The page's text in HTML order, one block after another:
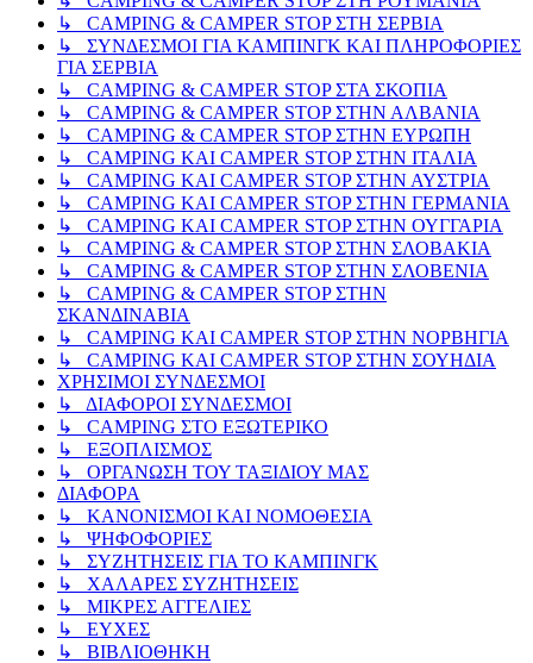
↳ CAMPING & CAMPER STOP ΣΤΗ ΣΕΡΒΙΑ
↳ ΣΥΝΔΕΣΜΟΙ ΓΙΑ ΚΑΜΠΙΝΓΚ ΚΑΙ ΠΛΗΡΟΦΟΡΙΕΣ
ΓΙΑ ΣΕΡΒΙΑ
↳ CAMPING & CAMPER STOP ΣΤΑ ΣΚΟΠΙΑ
↳ CAMPING & CAMPER STOP ΣΤΗΝ ΑΛΒΑΝΙΑ
↳ CAMPING & CAMPER STOP ΣΤΗΝ ΕΥΡΩΠΗ
↳ CAMPING KAI CAMPER STOP ΣΤΗΝ ΙΤΑΛΙΑ
↳ CAMPING KAI CAMPER STOP ΣΤΗΝ ΑΥΣΤΡΙΑ
↳ CAMPING KAI CAMPER STOP ΣΤΗΝ ΓΕΡΜΑΝΙΑ
↳ CAMPING KAI CAMPER STOP ΣΤΗΝ ΟΥΓΓΑΡΙΑ
↳ CAMPING & CAMPER STOP ΣΤΗΝ ΣΛΟΒΑΚΙΑ
↳ CAMPING & CAMPER STOP ΣΤΗΝ ΣΛΟΒΕΝΙΑ
↳ CAMPING & CAMPER STOP ΣΤΗΝ
ΣΚΑΝΔΙΝΑΒΙΑ
↳ CAMPING KAI CAMPER STOP ΣΤΗΝ ΝΟΡΒΗΓΙΑ
↳ CAMPING KAI CAMPER STOP ΣΤΗΝ ΣΟΥΗΔΙΑ
ΧΡΗΣΙΜΟΙ ΣΥΝΔΕΣΜΟΙ
↳ ΔΙΑΦΟΡΟΙ ΣΥΝΔΕΣΜΟΙ
↳ CAMPING ΣΤΟ ΕΞΩΤΕΡΙΚΟ
↳ ΕΞΟΠΛΙΣΜΟΣ
↳ ΟΡΓΑΝΩΣΗ ΤΟΥ ΤΑΞΙΔΙΟΥ ΜΑΣ
ΔΙΑΦΟΡΑ
↳ ΚΑΝΟΝΙΣΜΟΙ ΚΑΙ ΝΟΜΟΘΕΣΙΑ
↳ ΨΗΦΟΦΟΡΙΕΣ
↳ ΣΥΖΗΤΗΣΕΙΣ ΓΙΑ ΤΟ ΚΑΜΠΙΝΓΚ
↳ ΧΑΛΑΡΕΣ ΣΥΖΗΤΗΣΕΙΣ
↳ ΜΙΚΡΕΣ ΑΓΓΕΛΙΕΣ
↳ ΕΥΧΕΣ
↳ ΒΙΒΛΙΟΘΗΚΗ